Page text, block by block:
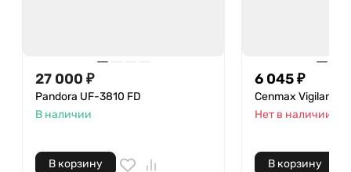
27 000 ₽
Pandora UF-3810 FD
В наличии
В корзину
6 045 ₽
Cenmax Vigilant
Нет в наличии
В корзину